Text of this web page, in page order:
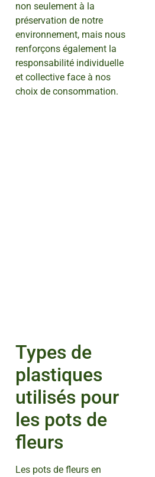
non seulement à la
préservation de notre
environnement, mais nous
renforçons également la
responsabilité individuelle
et collective face à nos
choix de consommation.
Types de
plastiques
utilisés pour
les pots de
fleurs
Les pots de fleurs en